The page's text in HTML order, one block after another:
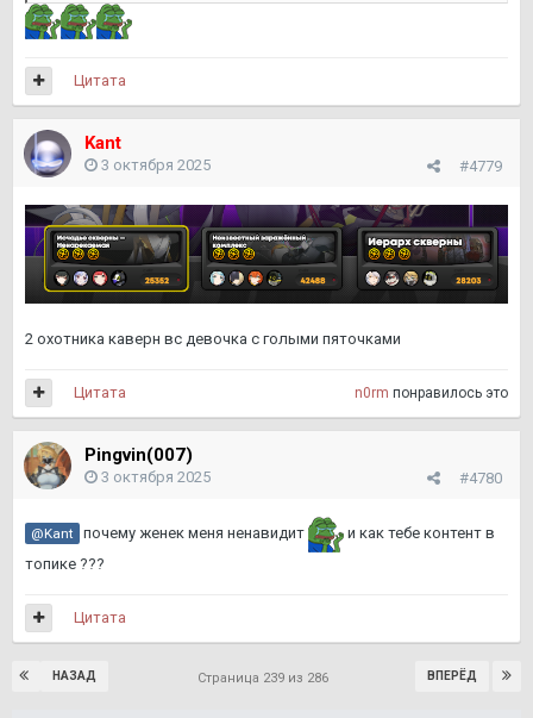
Цитата
Kant
#4779
3 октября 2025
2 охотника каверн вс девочка с голыми пяточками
n0rm понравилось это
Цитата
Pingvin(007)
#4780
3 октября 2025
@Kant почему женек меня ненавидит
и как тебе контент в
топике ???
Цитата
НАЗАД ВПЕРЁД
Страница 239 из 286